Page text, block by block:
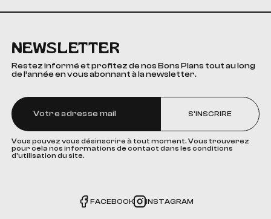
NEWSLETTER
Restez informé et profitez de nos Bons Plans tout au long
de l’année en vous abonnant à la newsletter.
S'INSCRIRE
Vous pouvez vous désinscrire à tout moment. Vous trouverez
pour cela nos informations de contact dans les conditions
d'utilisation du site.
FACEBOOK INSTAGRAM